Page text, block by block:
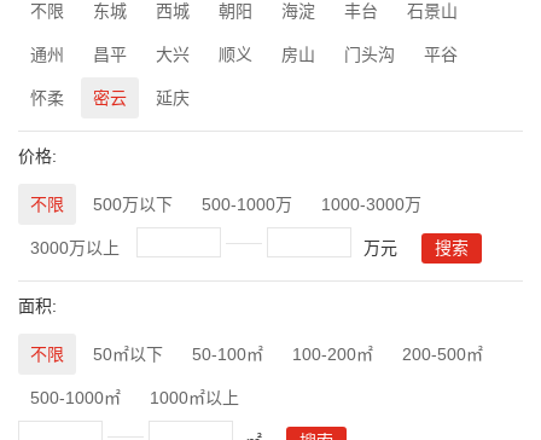
不限 东城 西城 朝阳 海淀 丰台 石景山
通州 昌平 大兴 顺义 房山 门头沟 平谷
怀柔 密云 延庆
价格:
不限 500万以下 500-1000万 1000-3000万
3000万以上 万元
面积:
不限 50㎡以下 50-100㎡ 100-200㎡ 200-500㎡
500-1000㎡ 1000㎡以上